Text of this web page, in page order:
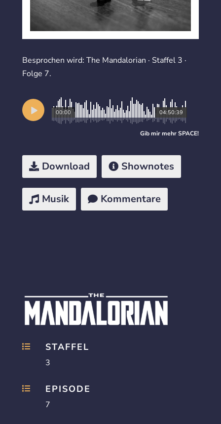
Besprochen wird: The Mandalorian · Staffel 3 ·
Folge 7.
04:50:39
00:00
Gib mir mehrSPACE!
Download Shownotes
Musik Kommentare
 STAFFEL
3
 EPISODE
7